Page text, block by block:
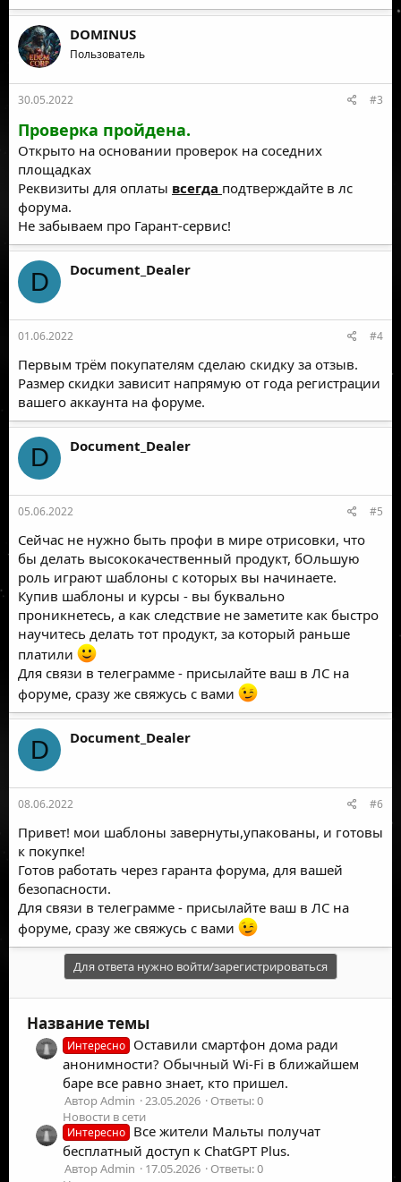
DOMINUS
Пользователь
30.05.2022 #3
Проверка пройдена.
Открыто на основании проверок на соседних
площадках
Реквизиты для оплаты всегда подтверждайте в лс
форума.
Не забываем про Гарант-сервис!
D Document_Dealer
01.06.2022 #4
Первым трём покупателям сделаю скидку за отзыв.
Размер скидки зависит напрямую от года регистрации
вашего аккаунта на форуме.
D Document_Dealer
05.06.2022 #5
Сейчас не нужно быть профи в мире отрисовки, что
бы делать высококачественный продукт, бОльшую
роль играют шаблоны с которых вы начинаете.
Купив шаблоны и курсы - вы буквально
проникнетесь, а как следствие не заметите как быстро
научитесь делать тот продукт, за который раньше
платили
Для связи в телеграмме - присылайте ваш в ЛС на
форуме, сразу же свяжусь с вами
D Document_Dealer
08.06.2022 #6
Привет! мои шаблоны завернуты,упакованы, и готовы
к покупке!
Готов работать через гаранта форума, для вашей
безопасности.
Для связи в телеграмме - присылайте ваш в ЛС на
форуме, сразу же свяжусь с вами
Для ответа нужно войти/зарегистрироваться
Название темы
Интересно Оставили смартфон дома ради
анонимности? Обычный Wi-Fi в ближайшем
баре все равно знает, кто пришел.
Автор Admin 23.05.2026
Ответы: 0
Новости в сети
Интересно Все жители Мальты получат
бесплатный доступ к ChatGPT Plus.
Автор Admin 17.05.2026
Ответы: 0